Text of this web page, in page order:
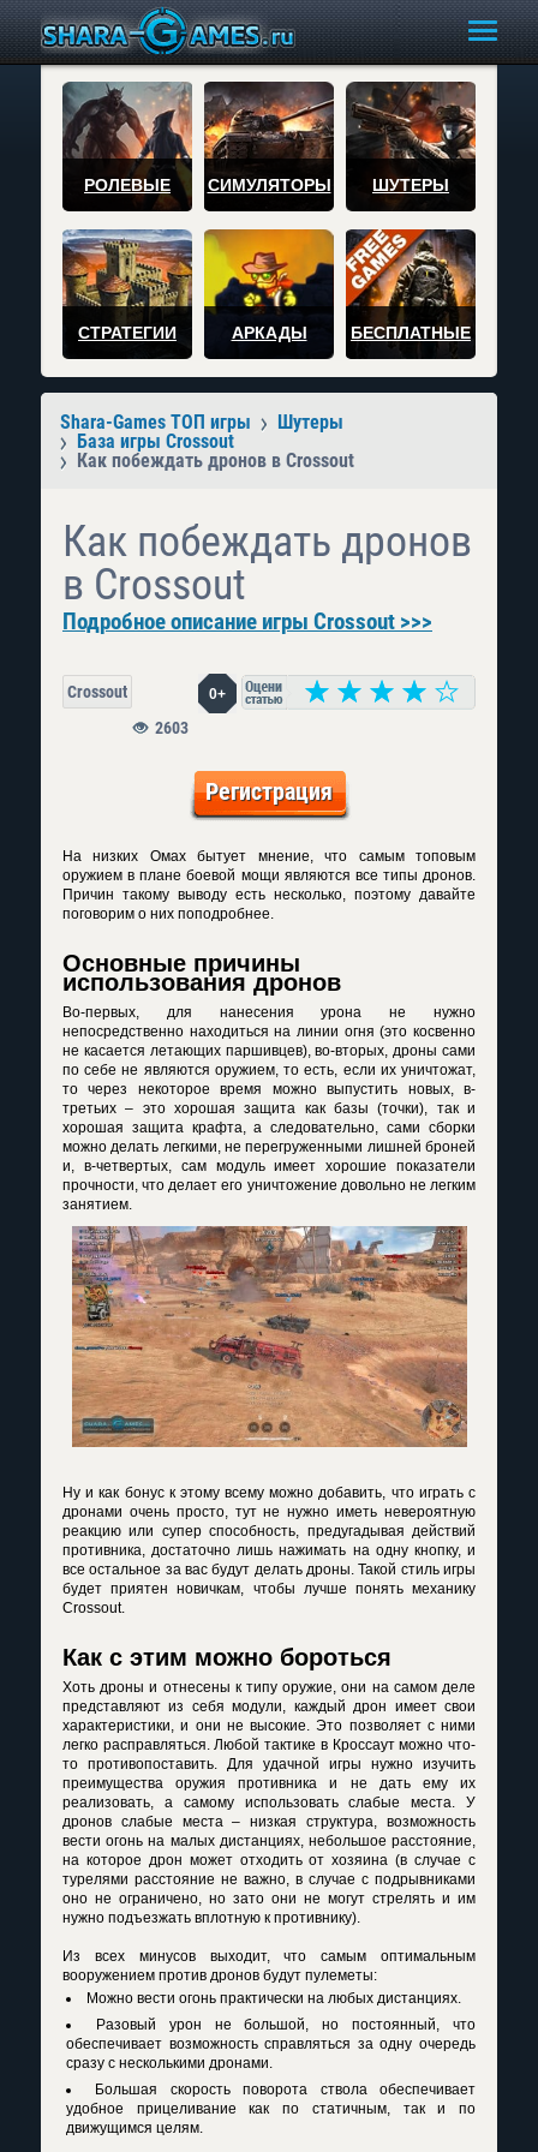
РОЛЕВЫЕ СИМУЛЯТОРЫ ШУТЕРЫ
СТРАТЕГИИ АРКАДЫ БЕСПЛАТНЫЕ
Shara-Games ТОП игры
Шутеры
База игры Crossout
Как побеждать дронов в Crossout
Как побеждать дронов
в Crossout
Подробное описание игры Crossout >>>
Crossout 0+
2603
Регистрация
На низких Омах бытует мнение, что самым топовым
оружием в плане боевой мощи являются все типы дронов.
Причин такому выводу есть несколько, поэтому давайте
поговорим о них поподробнее.
Основные причины
использования дронов
Во-первых, для нанесения урона не нужно
непосредственно находиться на линии огня (это косвенно
не касается летающих паршивцев), во-вторых, дроны сами
по себе не являются оружием, то есть, если их уничтожат,
то через некоторое время можно выпустить новых, в-
третьих – это хорошая защита как базы (точки), так и
хорошая защита крафта, а следовательно, сами сборки
можно делать легкими, не перегруженными лишней броней
и, в-четвертых, сам модуль имеет хорошие показатели
прочности, что делает его уничтожение довольно не легким
занятием.
Ну и как бонус к этому всему можно добавить, что играть с
дронами очень просто, тут не нужно иметь невероятную
реакцию или супер способность, предугадывая действий
противника, достаточно лишь нажимать на одну кнопку, и
все остальное за вас будут делать дроны. Такой стиль игры
будет приятен новичкам, чтобы лучше понять механику
Crossout.
Как с этим можно бороться
Хоть дроны и отнесены к типу оружие, они на самом деле
представляют из себя модули, каждый дрон имеет свои
характеристики, и они не высокие. Это позволяет с ними
легко расправляться. Любой тактике в Кроссаут можно что-
то противопоставить. Для удачной игры нужно изучить
преимущества оружия противника и не дать ему их
реализовать, а самому использовать слабые места. У
дронов слабые места – низкая структура, возможность
вести огонь на малых дистанциях, небольшое расстояние,
на которое дрон может отходить от хозяина (в случае с
турелями расстояние не важно, в случае с подрывниками
оно не ограничено, но зато они не могут стрелять и им
нужно подъезжать вплотную к противнику).
Из всех минусов выходит, что самым оптимальным
вооружением против дронов будут пулеметы:
Можно вести огонь практически на любых дистанциях.
Разовый урон не большой, но постоянный, что
обеспечивает возможность справляться за одну очередь
сразу с несколькими дронами.
Большая скорость поворота ствола обеспечивает
удобное прицеливание как по статичным, так и по
движущимся целям.